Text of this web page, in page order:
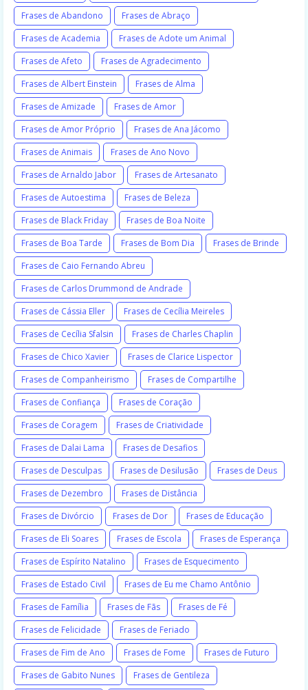
Frases de Abandono
Frases de Abraço
Frases de Academia
Frases de Adote um Animal
Frases de Afeto
Frases de Agradecimento
Frases de Albert Einstein
Frases de Alma
Frases de Amizade
Frases de Amor
Frases de Amor Próprio
Frases de Ana Jácomo
Frases de Animais
Frases de Ano Novo
Frases de Arnaldo Jabor
Frases de Artesanato
Frases de Autoestima
Frases de Beleza
Frases de Black Friday
Frases de Boa Noite
Frases de Boa Tarde
Frases de Bom Dia
Frases de Brinde
Frases de Caio Fernando Abreu
Frases de Carlos Drummond de Andrade
Frases de Cássia Eller
Frases de Cecília Meireles
Frases de Cecília Sfalsin
Frases de Charles Chaplin
Frases de Chico Xavier
Frases de Clarice Lispector
Frases de Companheirismo
Frases de Compartilhe
Frases de Confiança
Frases de Coração
Frases de Coragem
Frases de Criatividade
Frases de Dalai Lama
Frases de Desafios
Frases de Desculpas
Frases de Desilusão
Frases de Deus
Frases de Dezembro
Frases de Distância
Frases de Divórcio
Frases de Dor
Frases de Educação
Frases de Eli Soares
Frases de Escola
Frases de Esperança
Frases de Espírito Natalino
Frases de Esquecimento
Frases de Estado Civil
Frases de Eu me Chamo Antônio
Frases de Família
Frases de Fãs
Frases de Fé
Frases de Felicidade
Frases de Feriado
Frases de Fim de Ano
Frases de Fome
Frases de Futuro
Frases de Gabito Nunes
Frases de Gentileza